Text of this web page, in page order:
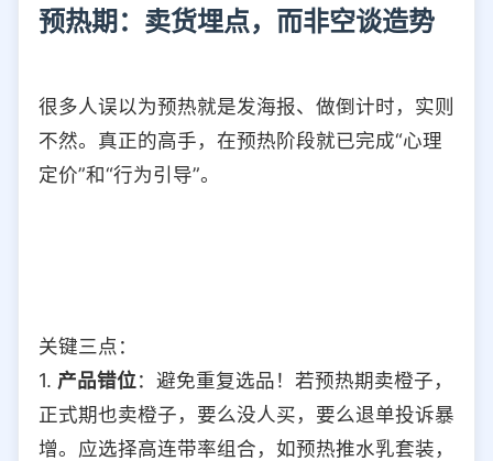
预热期：卖货埋点，而非空谈造势
很多人误以为预热就是发海报、做倒计时，实则
不然。真正的高手，在预热阶段就已完成“心理
定价”和“行为引导”。
关键三点：
1. 产品错位：避免重复选品！若预热期卖橙子，
正式期也卖橙子，要么没人买，要么退单投诉暴
增。应选择高连带率组合，如预热推水乳套装，